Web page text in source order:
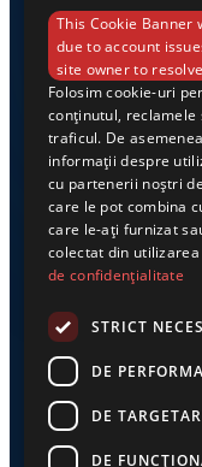
Link-uri
Despre noi
Casa de editură
This Cookie Banner
due to account
site owner to
Folosim cookie-uri
conținutul, reclamele
traficul. De
informații despre
cu partenerii noștri
care le pot combina
care le-ați furnizat
colectat din
de confidențialitate
STRICT
DE
DE
DE